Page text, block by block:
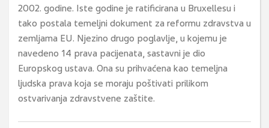
2002. godine. Iste godine je ratificirana u Bruxellesu i
tako postala temeljni dokument za reformu zdravstva u
zemljama EU. Njezino drugo poglavlje, u kojemu je
navedeno 14 prava pacijenata, sastavni je dio
Europskog ustava. Ona su prihvaćena kao temeljna
ljudska prava koja se moraju poštivati prilikom
ostvarivanja zdravstvene zaštite.